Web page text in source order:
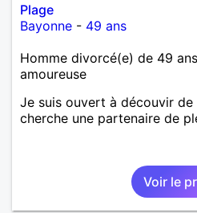
Plage
Bayonne - 49 ans
Homme divorcé(e) de 49
amoureuse
Je suis ouvert à découvir
cherche une partenaire de
Voir le